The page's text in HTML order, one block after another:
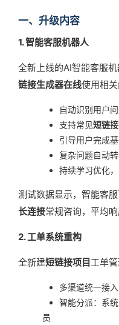
一、升级内容
1. 智能客服机器人
全新上线的AI智能客服
链接生成器在线使用相关
自动识别用户
支持常见短链
引导用户完成
复杂问题自动
持续学习优化
测试数据显示，智能客
长连接常规咨询，平均
2. 工单系统重构
全新建短链接项目 工单管
多渠道统一接
智能分派：系
员